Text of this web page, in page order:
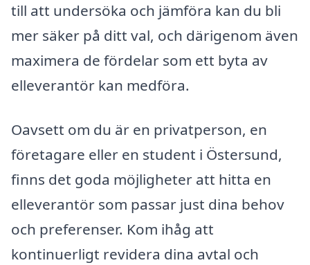
till att undersöka och jämföra kan du bli
mer säker på ditt val, och därigenom även
maximera de fördelar som ett byta av
elleverantör kan medföra.
Oavsett om du är en privatperson, en
företagare eller en student i Östersund,
finns det goda möjligheter att hitta en
elleverantör som passar just dina behov
och preferenser. Kom ihåg att
kontinuerligt revidera dina avtal och